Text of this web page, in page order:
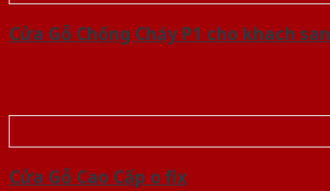
Cửa Gỗ Chống Cháy P1 cho khach san
Cửa Gỗ Cao Cấp o fix